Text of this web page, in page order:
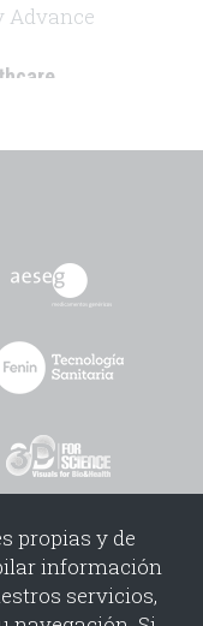
propias y de
información
servicios,
Advance